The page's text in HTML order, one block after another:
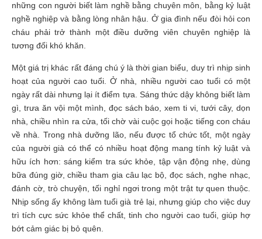
những con người biết làm nghề bằng chuyên môn, bằng kỷ luật
nghề nghiệp và bằng lòng nhân hậu. Ở gia đình nếu đòi hỏi con
cháu phải trở thành một điều dưỡng viên chuyên nghiệp là
tương đối khó khăn.
Một giá trị khác rất đáng chú ý là thời gian biểu, duy trì nhịp sinh
hoạt của người cao tuổi. Ở nhà, nhiều người cao tuổi có một
ngày rất dài nhưng lại ít điểm tựa. Sáng thức dậy không biết làm
gì, trưa ăn vội một mình, đọc sách báo, xem ti vi, tưới cây, dọn
nhà, chiều nhìn ra cửa, tối chờ vài cuộc gọi hoặc tiếng con cháu
về nhà. Trong nhà dưỡng lão, nếu được tổ chức tốt, một ngày
của người già có thể có nhiều hoạt động mang tính kỷ luật và
hữu ích hơn: sáng kiểm tra sức khỏe, tập vận động nhẹ, dùng
bữa đúng giờ, chiều tham gia câu lạc bộ, đọc sách, nghe nhạc,
đánh cờ, trò chuyện, tối nghỉ ngơi trong một trật tự quen thuộc.
Nhịp sống ấy không làm tuổi già trẻ lại, nhưng giúp cho việc duy
trì tích cực sức khỏe thể chất, tinh cho người cao tuổi, giúp hợ
bớt cảm giác bị bỏ quên.